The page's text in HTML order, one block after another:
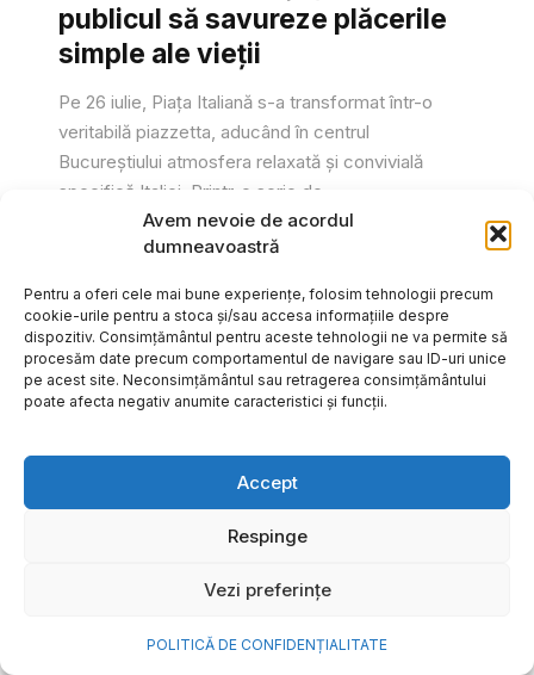
Avem nevoie de acordul
dumneavoastră
Pentru a oferi cele mai bune experiențe, folosim tehnologii precum
cookie-urile pentru a stoca și/sau accesa informațiile despre
dispozitiv. Consimțământul pentru aceste tehnologii ne va permite să
procesăm date precum comportamentul de navigare sau ID-uri unice
pe acest site. Neconsimțământul sau retragerea consimțământului
poate afecta negativ anumite caracteristici și funcții.
Accept
Respinge
Vezi preferințe
POLITICĂ DE CONFIDENȚIALITATE
publicul să savureze plăcerile
simple ale vieții
Pe 26 iulie, Piața Italiană s-a transformat într-o
veritabilă piazzetta, aducând în centrul
Bucureștiului atmosfera relaxată și convivială
specifică Italiei. Printr-o serie de...
Gabriel Barliga
frumoase amintiri ale verii într-